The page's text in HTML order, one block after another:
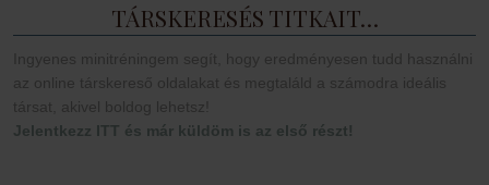
TÁRSKERESÉS TITKAIT…
Ingyenes minitréningem segít, hogy eredményesen tudd használni
az online társkereső oldalakat és megtaláld a számodra ideális
társat, akivel boldog lehetsz!
Jelentkezz ITT és már küldöm is az első részt!